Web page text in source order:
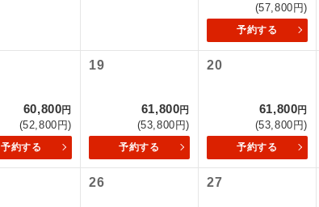
(57,800円)
予約する
60,800円
(52,800円)
予約する
19
61,800円
(53,800円)
予約する
20
61,800円
(53,800円)
予約する
26 27
現地到着空港（駅）から最終日出発空港（駅）
初登場のコースです。
ユネスコに登録されている文化遺産や自然遺産
スです。